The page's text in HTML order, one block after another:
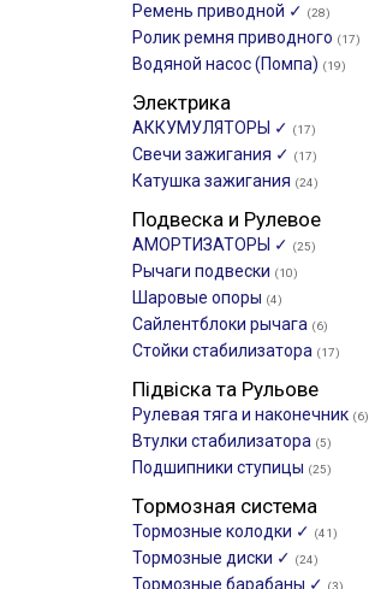
Ремень приводной ✓ (28)
Ролик ремня приводного (17)
Водяной насос (Помпа) (19)
Электрика
АККУМУЛЯТОРЫ ✓ (17)
Свечи зажигания ✓ (17)
Катушка зажигания (24)
Подвеска и Рулевое
АМОРТИЗАТОРЫ ✓ (25)
Рычаги подвески (10)
Шаровые опоры (4)
Сайлентблоки рычага (6)
Стойки стабилизатора (17)
Підвіска та Рульове
Рулевая тяга и наконечник (6)
Втулки стабилизатора (5)
Подшипники ступицы (25)
Тормозная система
Тормозные колодки ✓ (41)
Тормозные диски ✓ (24)
Тормозные барабаны ✓ (3)